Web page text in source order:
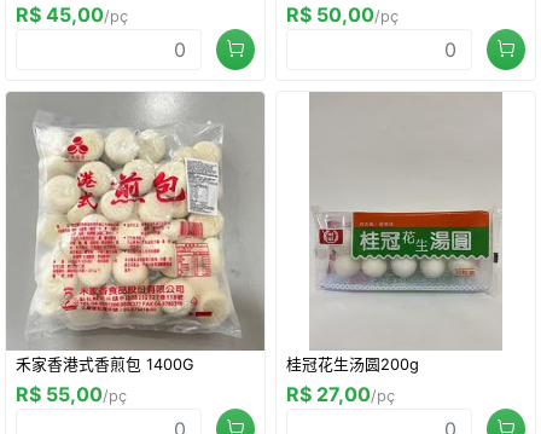
R$ 45,00/pç R$ 50,00/pç
禾家香港式香煎包 1400G
R$ 55,00/pç
桂冠花生汤圆200g
R$ 27,00/pç